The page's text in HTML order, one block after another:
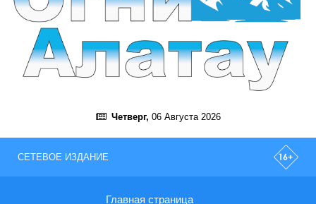
Четверг, 06 Августа 2026
СЕТЕВОЕ ИЗДАНИЕ
Главная страница